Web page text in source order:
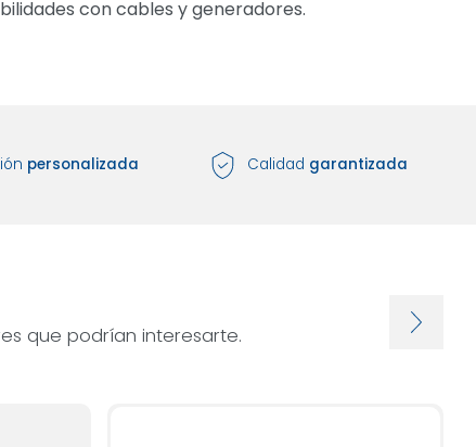
con cables y generadores.
personalizada Calidad garantizada
que podrían interesarte.